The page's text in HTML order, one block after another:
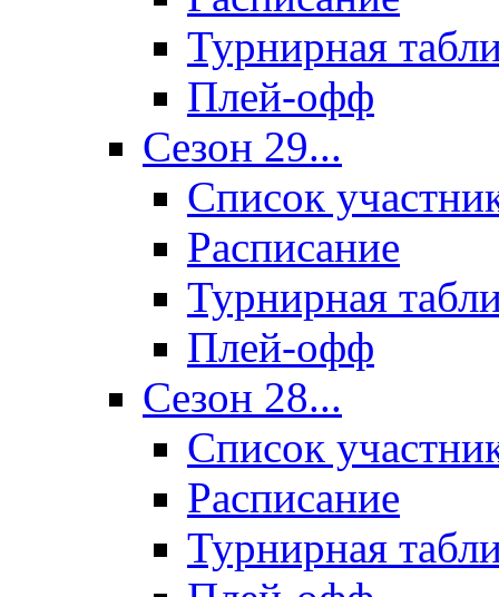
Турнирная
Плей-офф
Сезон 29...
Список
Расписание
Турнирная
Плей-офф
Сезон 28...
Список
Расписание
Турнирная